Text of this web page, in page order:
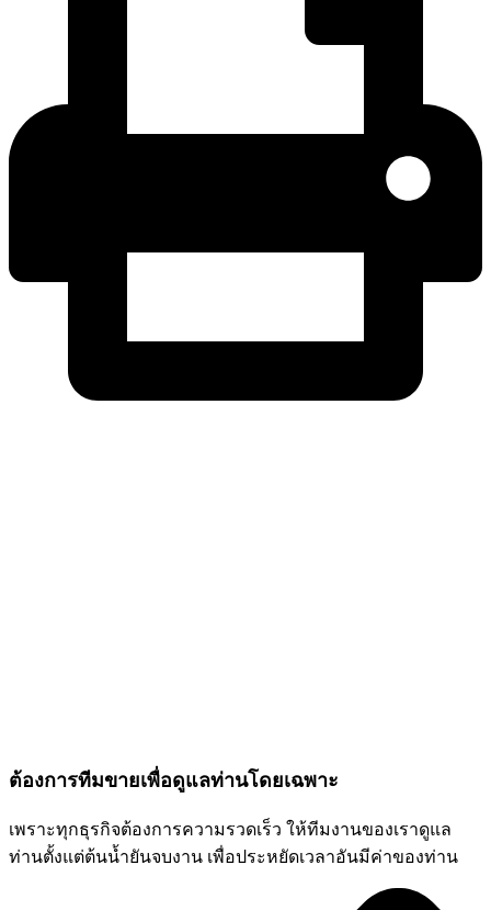
ต้องการทีมขายเพื่อดูแลท่านโดยเฉพาะ
เพราะทุกธุรกิจต้องการความรวดเร็ว ให้ทีมงานของเราดูแล
ท่านตั้งแต่ต้นน้ำยันจบงาน เพื่อประหยัดเวลาอันมีค่าของท่าน